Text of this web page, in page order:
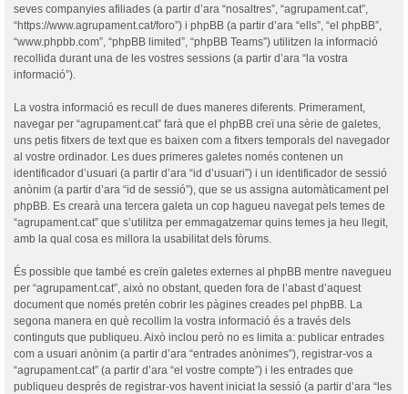
seves companyies afiliades (a partir d’ara “nosaltres”, “agrupament.cat”,
“https://www.agrupament.cat/foro”) i phpBB (a partir d’ara “ells”, “el phpBB”,
“www.phpbb.com”, “phpBB limited”, “phpBB Teams”) utilitzen la informació
recollida durant una de les vostres sessions (a partir d’ara “la vostra
informació”).
La vostra informació es recull de dues maneres diferents. Primerament,
navegar per “agrupament.cat” farà que el phpBB creï una sèrie de galetes,
uns petis fitxers de text que es baixen com a fitxers temporals del navegador
al vostre ordinador. Les dues primeres galetes només contenen un
identificador d’usuari (a partir d’ara “id d’usuari”) i un identificador de sessió
anònim (a partir d’ara “id de sessió”), que se us assigna automàticament pel
phpBB. Es crearà una tercera galeta un cop hagueu navegat pels temes de
“agrupament.cat” que s’utilitza per emmagatzemar quins temes ja heu llegit,
amb la qual cosa es millora la usabilitat dels fòrums.
És possible que també es creïn galetes externes al phpBB mentre navegueu
per “agrupament.cat”, això no obstant, queden fora de l’abast d’aquest
document que només pretén cobrir les pàgines creades pel phpBB. La
segona manera en què recollim la vostra informació és a través dels
continguts que publiqueu. Això inclou però no es limita a: publicar entrades
com a usuari anònim (a partir d’ara “entrades anònimes”), registrar-vos a
“agrupament.cat” (a partir d’ara “el vostre compte”) i les entrades que
publiqueu després de registrar-vos havent iniciat la sessió (a partir d’ara “les